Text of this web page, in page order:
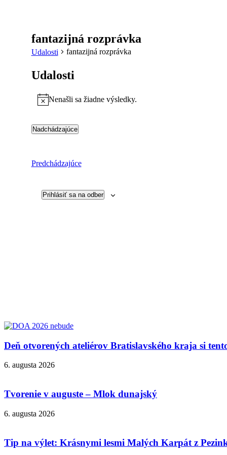
fantazijná rozprávka
Udalosti fantazijná rozprávka
Udalosti
NoticeNenašli sa žiadne výsledky.
Nadchádzajúce
PredchádzajúceUdalosti
Prihlásiť sa na odber
Deň otvorených ateliérov Bratislavského kraja si
6. augusta 2026
Tvorenie v auguste – Mlok dunajský
6. augusta 2026
Tip na výlet: Krásnymi lesmi Malých Karpát z